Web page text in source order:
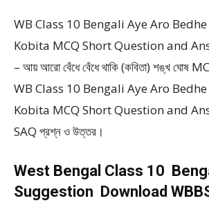
WB Class 10 Bengali Aye Aro
Kobita MCQ Short Question and
– আয় আরো বেঁধে বেঁধে থাকি (কবিতা) শঙ্খ ঘোষ
WB Class 10 Bengali Aye Aro
Kobita MCQ Short Question and
SAQ প্রশ্ন ও উত্তর।
West Bengal Class 10
Suggestion Download